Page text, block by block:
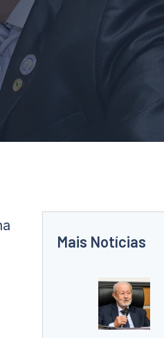
Mais Notícias